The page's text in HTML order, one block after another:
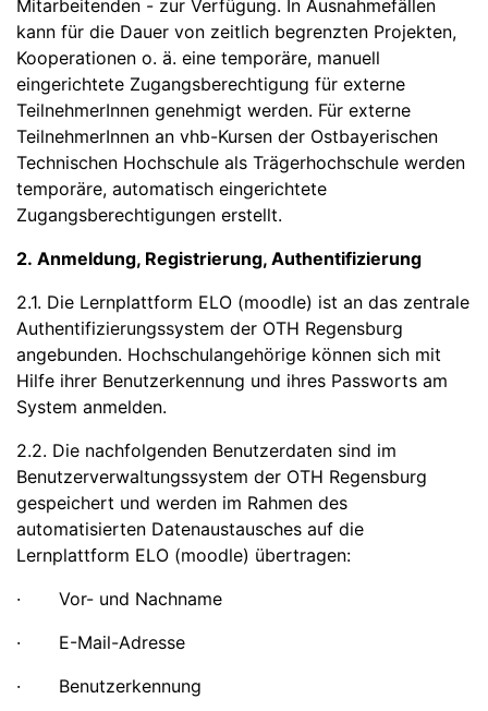
Mitarbeitenden - zur Verfügung. In Ausnahmefällen
kann für die Dauer von zeitlich begrenzten Projekten,
Kooperationen o. ä. eine temporäre, manuell
eingerichtete Zugangsberechtigung für externe
TeilnehmerInnen genehmigt werden. Für externe
TeilnehmerInnen an vhb-Kursen der Ostbayerischen
Technischen Hochschule als Trägerhochschule werden
temporäre, automatisch eingerichtete
Zugangsberechtigungen erstellt.
2. Anmeldung, Registrierung, Authentifizierung
2.1. Die Lernplattform ELO (moodle) ist an das zentrale
Authentifizierungssystem der OTH Regensburg
angebunden. Hochschulangehörige können sich mit
Hilfe ihrer Benutzerkennung und ihres Passworts am
System anmelden.
2.2. Die nachfolgenden Benutzerdaten sind im
Benutzerverwaltungssystem der OTH Regensburg
gespeichert und werden im Rahmen des
automatisierten Datenaustausches auf die
Lernplattform ELO (moodle) übertragen:
· Vor- und Nachname
· E-Mail-Adresse
· Benutzerkennung